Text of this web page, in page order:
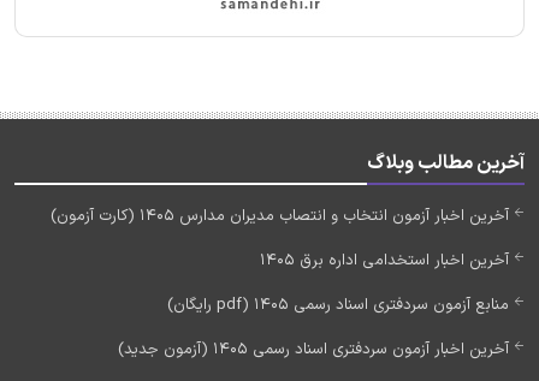
آخرین مطالب وبلاگ
آخرین اخبار آزمون انتخاب و انتصاب مدیران مدارس 1405 (کارت آزمون)
آخرین اخبار استخدامی اداره برق 1405
منابع آزمون سردفتری اسناد رسمی 1405 (pdf رایگان)
آخرین اخبار آزمون سردفتری اسناد رسمی 1405 (آزمون جدید)